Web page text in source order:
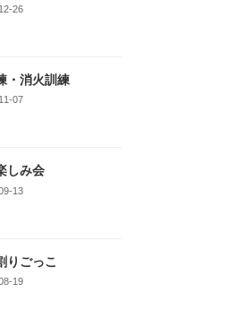
26
・消火訓練
07
しみ会
13
りごっこ
19